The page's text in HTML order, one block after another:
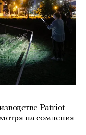
Patriot
на сомнения